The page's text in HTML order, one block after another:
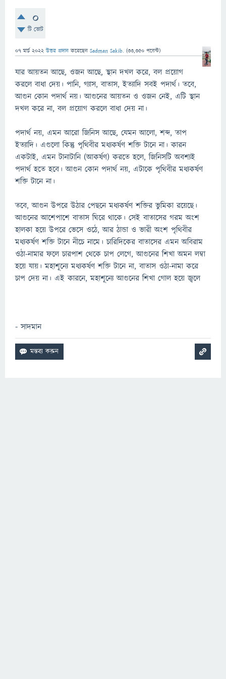
0
টি ভোট
07 মার্চ 2022 উত্তর প্রদান করেছেন Sadman Sakib. (33,350 পয়েন্ট)
যার আয়তন আছে, ওজন আছে, স্থান দখল করে, বল প্রয়োগ
করলে বাধা দেয়। পানি, গ্যাস, বাতাস, ইত্যাদি সবই পদার্থ। তবে,
আগুন কোন পদার্থ নয়। আগুনের আয়তন ও ওজন নেই, এটি স্থান
দখল করে না, বল প্রয়োগ করলে বাধা দেয় না।
পদার্থ নয়, এমন আরো জিনিস আছে, যেমন আলো, শব্দ, তাপ
ইত্যাদি। এগুলো কিন্তু পৃথিবীর মধ্যকর্ষণ শক্তি টানে না। কারন
একটাই, এমন টানাটানি (আকর্ষণ) করতে হলে, জিনিসটি অবশ্যই
পদার্থ হতে হবে। আগুন কোন পদার্থ নয়, এটাকে পৃথিবীর মধ্যকর্ষণ
শক্তি টানে না।
তবে, আগুন উপরে উঠার পেছনে মধ্যকর্ষণ শক্তির ভুমিকা রয়েছে।
আগুনের আশেপাশে বাতাস ঘিরে থাকে। সেই বাতাসের গরম অংশ
হালকা হয়ে উপরে ভেসে ওঠে, আর ঠান্ডা ও ভারী অংশ পৃথিবীর
মধ্যকর্ষণ শক্তি টানে নীচে নামে। চারিদিকের বাতাসের এমন অবিরাম
ওঠা-নামার ফলে চারপাশ থেকে চাপ লেগে, আগুনের শিখা অমন লম্বা
হয়ে যায়। মহাশূন্যে মধ্যকর্ষণ শক্তি টানে না, বাতাস ওঠা-নামা করে
চাপ দেয় না। এই কারনে, মহাশূন্যে আগুনের শিখা গোল হয়ে জ্বলে
- সাদমান